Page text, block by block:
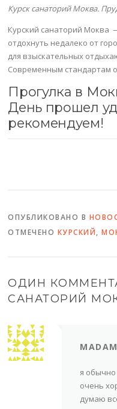
Курск санаторий Моква.
Курский санаторий Моква
отдохнуть недалеко от
для взыскательных
Современным стандартам
Прогулка в
День прошел
рекомендуем!
ОПУБЛИКОВАНО В
ОТМЕЧЕНО КУРСКИЙ,
ОДИН
САНАТОРИЙ
я обычно
очень
думаю